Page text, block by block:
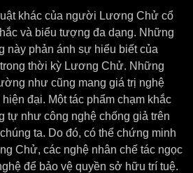
khác của người Lương Chử cổ
và biểu tượng đa dạng. Những
này phản ánh sự hiểu biết của
thời kỳ Lương Chử. Những
như cũng mang giá trị nghệ
đại. Một tác phẩm chạm khắc
tự như công nghệ chống giả trên
ta. Do đó, có thể chứng minh
Chử, các nghệ nhân chế tác ngọc
để bảo vệ quyền sở hữu trí tuệ.